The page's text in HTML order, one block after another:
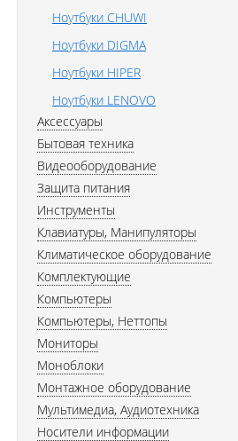
Ноутбуки CHUWI
Ноутбуки DIGMA
Ноутбуки HIPER
Ноутбуки LENOVO
Аксессуары
Бытовая техника
Видеооборудование
Защита питания
Инструменты
Клавиатуры, Манипуляторы
Климатическое оборудование
Комплектующие
Компьютеры
Компьютеры, Неттопы
Мониторы
Моноблоки
Монтажное оборудование
Мультимедиа, Аудиотехника
Носители информации